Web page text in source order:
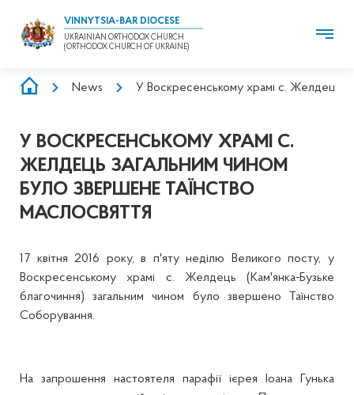
VINNYTSIA-BAR DIOCESE
UKRAINIAN ORTHODOX CHURCH
(ORTHODOX CHURCH OF UKRAINE)
BREADCRUMB
News У Воскресенському храмі с. Желдець
У ВОСКРЕСЕНСЬКОМУ ХРАМІ С.
ЖЕЛДЕЦЬ ЗАГАЛЬНИМ ЧИНОМ
БУЛО ЗВЕРШЕНЕ ТАЇНСТВО
МАСЛОСВЯТТЯ
17 квітня 2016 року, в п'яту неділю Великого посту, у
Воскресенському храмі с. Желдець (Кам'янка-Бузьке
благочиння) загальним чином було звершено Таїнство
Соборування.
На запрошення настоятеля парафії ієрея Іоана Гунька